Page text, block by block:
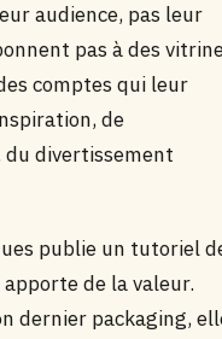
audience, pas leur
pas à des
comptes qui leur
de
du divertissement
publie un tutoriel
de la valeur.
dernier packaging,